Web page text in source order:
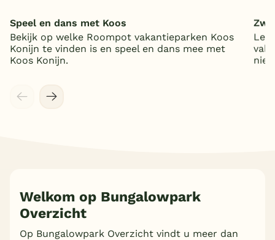
Speel en dans met Koos
Bekijk op welke Roompot vakantieparken Koos
Konijn te vinden is en speel en dans mee met
Koos Konijn.
niet
Welkom op Bungalowpark
Overzicht
Op Bungalowpark Overzicht vindt u meer dan